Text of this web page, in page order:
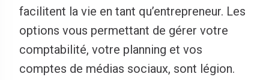
facilitent la vie en tant qu’entrepreneur. Les
options vous permettant de gérer votre
comptabilité, votre planning et vos
comptes de médias sociaux, sont légion.